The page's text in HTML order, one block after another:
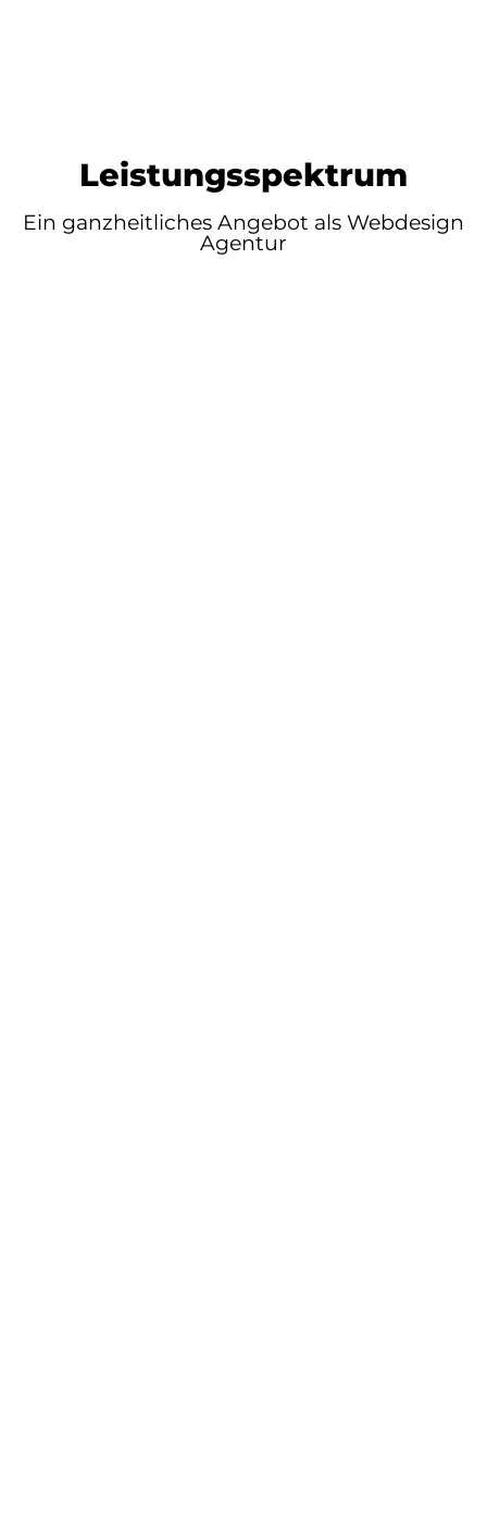
Leistungsspektrum
Ein ganzheitliches Angebot als Webdesign
Agentur